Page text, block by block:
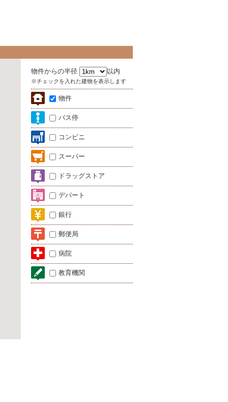
物件からの半径 以内
※チェックを入れた建物を表示します
物件
バス停
コンビニ
スーパー
ドラッグストア
デパート
銀行
郵便局
病院
教育機関